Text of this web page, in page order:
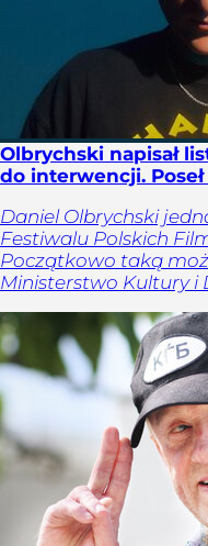
Olbrychski napisał
do interwencji.
Daniel Olbrychski
Festiwalu Polskich
Początkowo taką
Ministerstwo Kultury i